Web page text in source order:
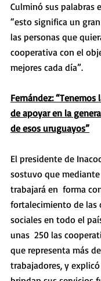
Culminó sus palabras
“esto significa un
las personas que
cooperativa con el
mejores cada día”.
Fernández:
de apoyar en la
de esos uruguayos”
El presidente de
sostuvo que
trabajará en  forma
fortalecimiento de las
sociales en todo el
unas  250 las
que representa más
trabajadores, y